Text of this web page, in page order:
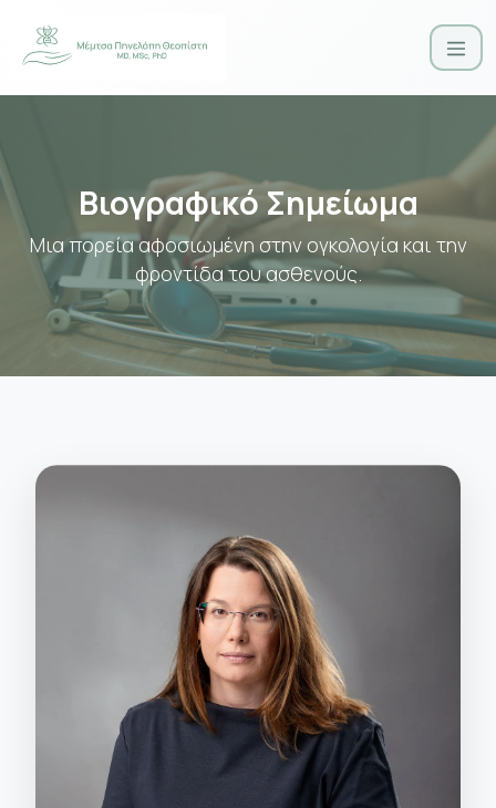
Βιογραφικό Σημείωμα
Μια πορεία αφοσιωμένη στην ογκολογία και την
φροντίδα του ασθενούς.